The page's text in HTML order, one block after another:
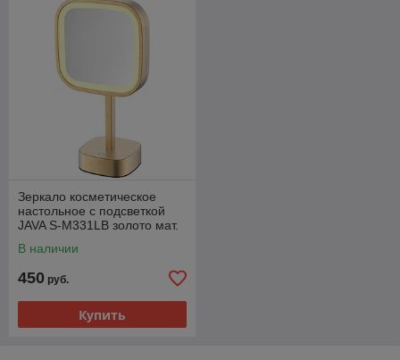
Зеркало косметическое
настольное с подсветкой
JAVA S-M331LB золото мат.
В наличии
450 руб.
Купить